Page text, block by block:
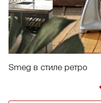
Smeg в стиле ретро